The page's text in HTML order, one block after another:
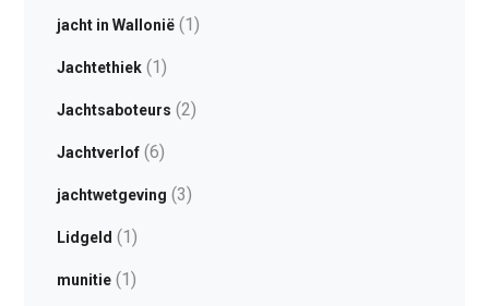
jacht in Wallonië(1)
Jachtethiek(1)
Jachtsaboteurs (2)
Jachtverlof(6)
jachtwetgeving (3)
Lidgeld (1)
munitie(1)